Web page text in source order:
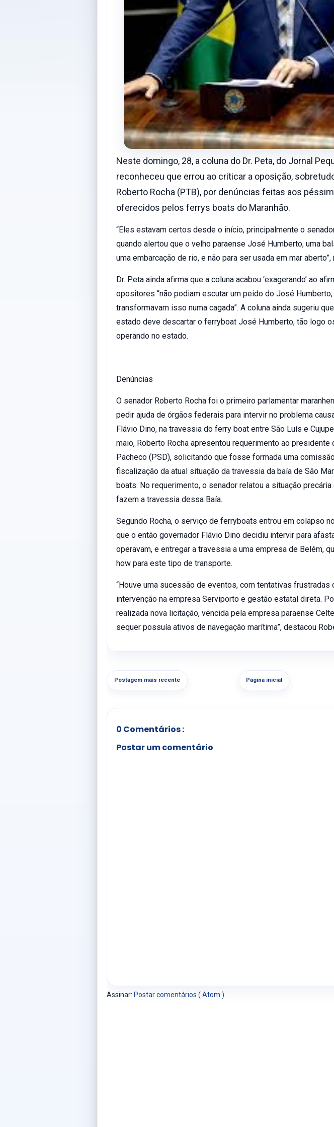
Neste domingo, 28, a coluna do Dr. Peta, do Jornal
reconheceu que errou ao criticar a oposição,
Roberto Rocha (PTB), por denúncias feitas aos
oferecidos pelos ferrys boats do Maranhão.
“Eles estavam certos desde o início, principalmente o
quando alertou que o velho paraense José Humberto, uma
uma embarcação de rio, e não para ser usada em mar
Dr. Peta ainda afirma que a coluna acabou ‘exagerando’ ao
opositores “não podiam escutar um peido do José Humberto,
transformavam isso numa cagada”. A coluna ainda sugeriu
estado deve descartar o ferryboat José Humberto, tão logo
operando no estado.
Denúncias
O senador Roberto Rocha foi o primeiro parlamentar
pedir ajuda de órgãos federais para intervir no problema
Flávio Dino, na travessia do ferry boat entre São Luís e
maio, Roberto Rocha apresentou requerimento ao presidente
Pacheco (PSD), solicitando que fosse formada uma
fiscalização da atual situação da travessia da baía de São
boats. No requerimento, o senador relatou a situação
fazem a travessia dessa Baía.
Segundo Rocha, o serviço de ferryboats entrou em colapso
que o então governador Flávio Dino decidiu intervir para
operavam, e entregar a travessia a uma empresa de Belém,
how para este tipo de transporte.
“Houve uma sucessão de eventos, com tentativas frustradas
intervenção na empresa Serviporto e gestão estatal direta.
realizada nova licitação, vencida pela empresa paraense
sequer possuía ativos de navegação marítima”, destacou
Postagem mais recente Página inicial
0 Comentários :
Postar um comentário
Assinar: Postar comentários ( Atom )